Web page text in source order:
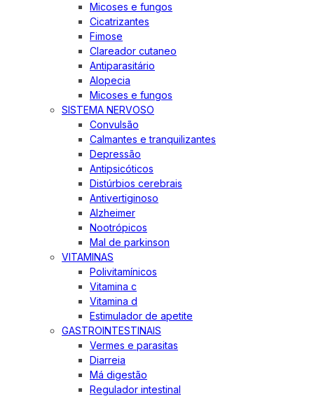
Micoses e fungos
Cicatrizantes
Fimose
Clareador cutaneo
Antiparasitário
Alopecia
Micoses e fungos
SISTEMA NERVOSO
Convulsão
Calmantes e tranquilizantes
Depressão
Antipsicóticos
Distúrbios cerebrais
Antivertiginoso
Alzheimer
Nootrópicos
Mal de parkinson
VITAMINAS
Polivitamínicos
Vitamina c
Vitamina d
Estimulador de apetite
GASTROINTESTINAIS
Vermes e parasitas
Diarreia
Má digestão
Regulador intestinal